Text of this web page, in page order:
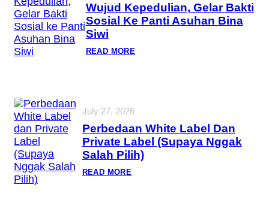
Wujud Kepedulian, Gelar Bakti
Sosial Ke Panti Asuhan Bina
Siwi
READ MORE
July 27, 2026
Perbedaan White Label Dan
Private Label (Supaya Nggak
Salah Pilih)
READ MORE